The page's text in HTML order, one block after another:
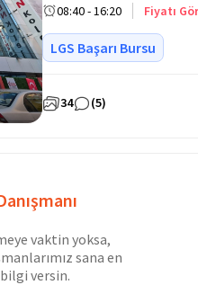
08:40 - 16:20 Fiyatı
LGS Başarı Bursu
34 (5)
vaktin yoksa,
sana en
versin.